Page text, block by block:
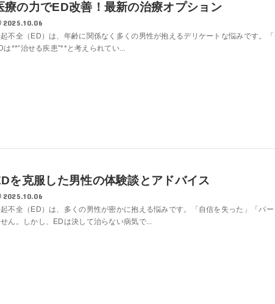
療の力でED改善！最新の治療オプション
2025.10.06
不全（ED）は、年齢に関係なく多くの男性が抱えるデリケートな悩みです。
は**“治せる疾患”**と考えられてい...
を克服した男性の体験談とアドバイス
2025.10.06
不全（ED）は、多くの男性が密かに抱える悩みです。「自信を失った」「パ
ん。しかし、EDは決して治らない病気で...